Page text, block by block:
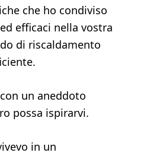
che ho condiviso
efficaci nella vostra
di riscaldamento
un aneddoto
possa ispirarvi.
in un